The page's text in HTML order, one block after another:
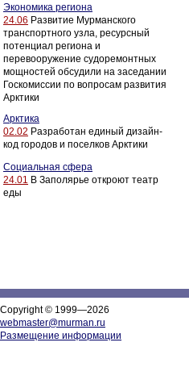
Экономика региона
24.06 Развитие Мурманского
транспортного узла, ресурсный
потенциал региона и
перевооружение судоремонтных
мощностей обсудили на заседании
Госкомиссии по вопросам развития
Арктики
Арктика
02.02 Разработан единый дизайн-
код городов и поселков Арктики
Социальная сфера
24.01 В Заполярье откроют театр
еды
Copyright © 1999—2026
webmaster@murman.ru
Размещение информации